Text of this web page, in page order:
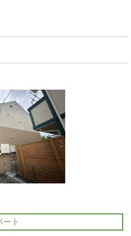
ート